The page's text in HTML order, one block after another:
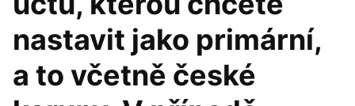
nastavit jako primární,
a to včetně české